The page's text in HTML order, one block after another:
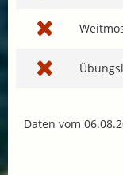
Daten vom